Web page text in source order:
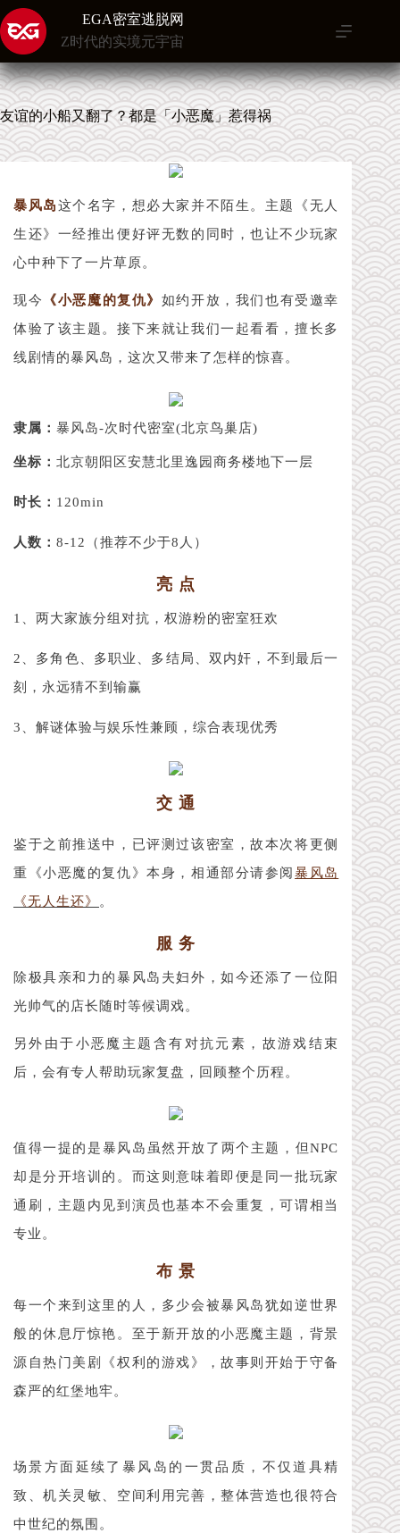
跳
至
内
容
EGA密室逃脱网
Z时代的实境元宇宙
友谊的小船又翻了？都是「小恶魔」惹得祸
暴风岛这个名字，想必大家并不陌生。主题《无人
生还》一经推出便好评无数的同时，也让不少玩家
心中种下了一片草原。
现今 《小恶魔的复仇》 如约开放，我们也有受邀幸
体验了该主题。接下来就让我们一起看看，擅长多
线剧情的暴风岛，这次又带来了怎样的惊喜。
隶属： 暴风岛-次时代密室(北京鸟巢店)
坐标： 北京朝阳区安慧北里逸园商务楼地下一层
时长： 120min
人数： 8-12（推荐不少于8人）
亮 点
1、两大家族分组对抗，权游粉的密室狂欢
2、多角色、多职业、多结局、双内奸，不到最后一
刻，永远猜不到输赢
3、解谜体验与娱乐性兼顾，综合表现优秀
交 通
鉴于之前推送中，已评测过该密室，故本次将更侧
重《小恶魔的复仇》本身，相通部分请参阅暴风岛
《无人生还》
。
服 务
除极具亲和力的暴风岛夫妇外，如今还添了一位阳
光帅气的店长随时等候调戏。
另外由于小恶魔主题含有对抗元素，故游戏结束
后，会有专人帮助玩家复盘，回顾整个历程。
值得一提的是暴风岛虽然开放了两个主题，但NPC
却是分开培训的。而这则意味着即便是同一批玩家
通刷，主题内见到演员也基本不会重复，可谓相当
专业。
布 景
每一个来到这里的人，多少会被暴风岛犹如逆世界
般的休息厅惊艳。至于新开放的小恶魔主题，背景
源自热门美剧《权利的游戏》，故事则开始于守备
森严的红堡地牢。
场景方面延续了暴风岛的一贯品质，不仅道具精
致、机关灵敏、空间利用完善，整体营造也很符合
中世纪的氛围。